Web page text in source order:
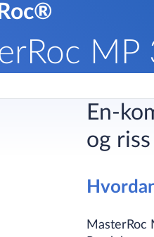
MP
En-
og
MasterRoc